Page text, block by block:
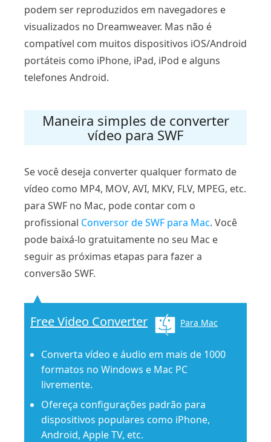
podem ser reproduzidos em navegadores e
visualizados no Dreamweaver. Mas não é
compatível com muitos dispositivos iOS/Android
portáteis como iPhone, iPad, iPod e alguns
telefones Android.
Maneira simples de converter
vídeo para SWF
Se você deseja converter qualquer formato de
vídeo como MP4, MOV, AVI, MKV, FLV, MPEG, etc.
para SWF no Mac, pode contar com o
profissional Conversor de SWF para Mac. Você
pode baixá-lo gratuitamente no seu Mac e
seguir as próximas etapas para fazer a
conversão SWF.
Free Video Converter Para Mac
Converta vídeo e áudio em mais de 1000
formatos no Windows e Mac PC
livremente.
Ofereça configurações padrão para
dispositivos populares como iPhone,
Android, Apple TV, etc.